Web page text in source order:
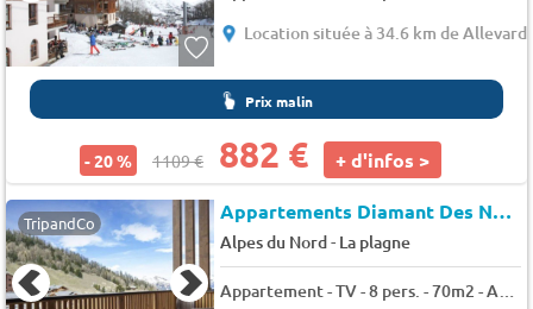
Location située à 34.6 km de Allevard
Prix malin
- 20 % 1109 € 882 € + d'infos >
TripandCo Appartements Diamant Des Neiges
Alpes du Nord- La plagne
Appartement - TV - 8 pers. - 70m2 - Animaux admis